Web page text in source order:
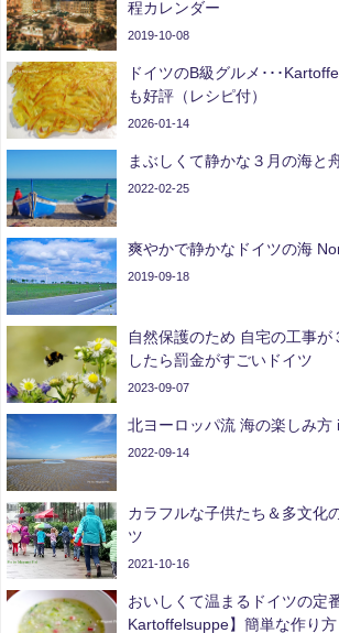
程カレンダー
2019-10-08
ドイツのB級グルメ･･･
も好評（レシピ付）
2026-01-14
まぶしくて静かな３月の海と
2022-02-25
爽やかで静かなドイツの海
2019-09-18
自然保護のため 自宅の工事が
したら罰金がすごいドイツ
2023-09-07
北ヨーロッパ流 海の楽しみ方
2022-09-14
カラフルな子供たち＆多文化
ツ
2021-10-16
おいしくて温まるドイツの定
Kartoffelsuppe】簡単な作り方